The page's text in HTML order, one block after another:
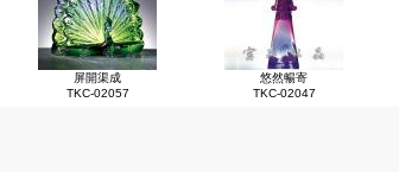
屏開渠成
TKC-02057
悠然暢寄
TKC-02047